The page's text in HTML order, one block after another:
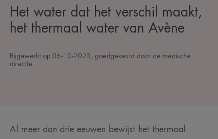
Het water dat het verschil maakt,
het thermaal water van Avène
Bijgewerkt op 06-10-2025 , goedgekeurd door de medische
directie
Al meer dan drie eeuwen bewijst het thermaal